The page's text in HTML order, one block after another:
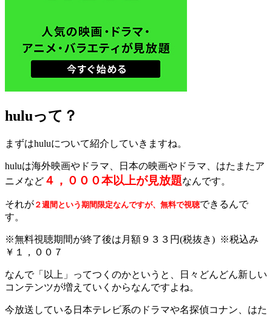
huluって？
まずはhuluについて紹介していきますね。
huluは海外映画やドラマ、日本の映画やドラマ、はたまたア
ニメなど ４，０００本以上が見放題なんです。
それが ２週間という期間限定なんですが、無料で視聴できるんで
す。
※無料視聴期間が終了後は月額９３３円(税抜き) ※税込み
￥１，００７
なんで「以上」ってつくのかというと、日々どんどん新しい
コンテンツが増えていくからなんですよね。
今放送している日本テレビ系のドラマや名探偵コナン、はた